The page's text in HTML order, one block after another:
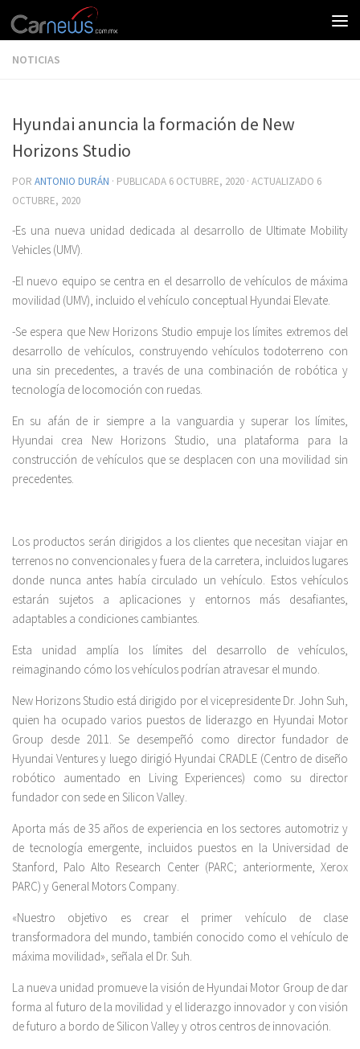
NOTICIAS
Hyundai anuncia la formación de New
Horizons Studio
POR ANTONIO DURÁN · PUBLICADA 6 OCTUBRE, 2020 · ACTUALIZADO 6
OCTUBRE, 2020
-Es una nueva unidad dedicada al desarrollo de Ultimate Mobility
Vehicles (UMV).
-El nuevo equipo se centra en el desarrollo de vehículos de máxima
movilidad (UMV), incluido el vehículo conceptual Hyundai Elevate.
-Se espera que New Horizons Studio empuje los límites extremos del
desarrollo de vehículos, construyendo vehículos todoterreno con
una sin precedentes, a través de una combinación de robótica y
tecnología de locomoción con ruedas.
En su afán de ir siempre a la vanguardia y superar los límites,
Hyundai crea New Horizons Studio, una plataforma para la
construcción de vehículos que se desplacen con una movilidad sin
precedentes.
Los productos serán dirigidos a los clientes que necesitan viajar en
terrenos no convencionales y fuera de la carretera, incluidos lugares
donde nunca antes había circulado un vehículo. Estos vehículos
estarán sujetos a aplicaciones y entornos más desafiantes,
adaptables a condiciones cambiantes.
Esta unidad amplía los límites del desarrollo de vehículos,
reimaginando cómo los vehículos podrían atravesar el mundo.
New Horizons Studio está dirigido por el vicepresidente Dr. John Suh,
quien ha ocupado varios puestos de liderazgo en Hyundai Motor
Group desde 2011. Se desempeñó como director fundador de
Hyundai Ventures y luego dirigió Hyundai CRADLE (Centro de diseño
robótico aumentado en Living Experiences) como su director
fundador con sede en Silicon Valley.
Aporta más de 35 años de experiencia en los sectores automotriz y
de tecnología emergente, incluidos puestos en la Universidad de
Stanford, Palo Alto Research Center (PARC; anteriormente, Xerox
PARC) y General Motors Company.
«Nuestro objetivo es crear el primer vehículo de clase
transformadora del mundo, también conocido como el vehículo de
máxima movilidad», señala el Dr. Suh.
La nueva unidad promueve la visión de Hyundai Motor Group de dar
forma al futuro de la movilidad y el liderazgo innovador y con visión
de futuro a bordo de Silicon Valley y otros centros de innovación.